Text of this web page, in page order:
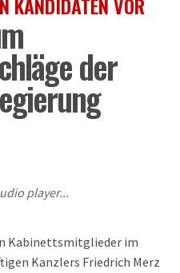
der
player...
Kabinettsmitglieder im
Kanzlers Friedrich Merz